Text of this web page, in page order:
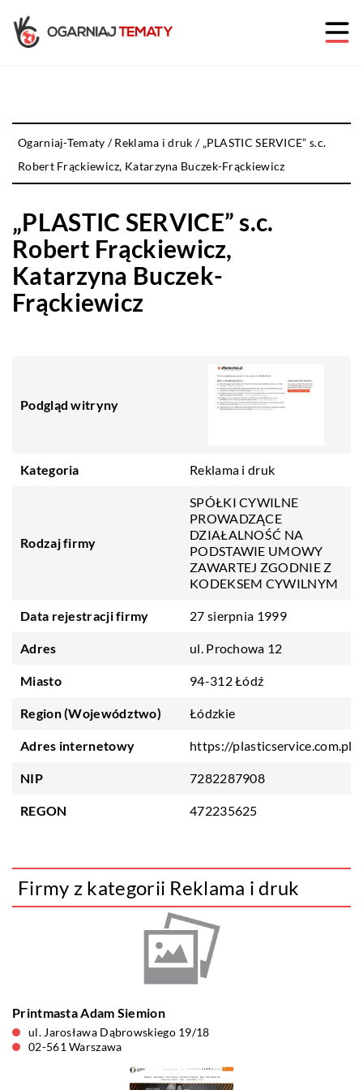
Ogarniaj-Tematy /Reklama i druk / „PLASTIC SERVICE” s.c.
Robert Frąckiewicz, Katarzyna Buczek-Frąckiewicz
„PLASTIC SERVICE” s.c.
Robert Frąckiewicz,
Katarzyna Buczek-
Frąckiewicz
Podgląd witryny
Kategoria Reklama i druk
Rodzaj firmy
SPÓŁKI CYWILNE
PROWADZĄCE
DZIAŁALNOŚĆ NA
PODSTAWIE UMOWY
ZAWARTEJ ZGODNIE Z
KODEKSEM CYWILNYM
Data rejestracji firmy 27 sierpnia 1999
Adres ul. Prochowa 12
Miasto 94-312 Łódź
Region (Województwo) Łódzkie
Adres internetowy https://plasticservice.com.pl
NIP 7282287908
REGON 472235625
Firmy z kategorii Reklama i druk
Printmasta Adam Siemion
ul. Jarosława Dąbrowskiego 19/18
02-561 Warszawa